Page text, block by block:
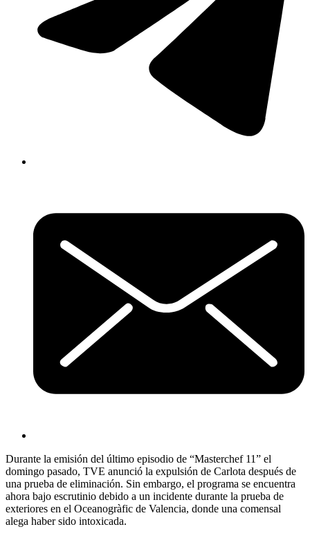
Durante la emisión del último episodio de “Masterchef 11” el
domingo pasado, TVE anunció la expulsión de Carlota después de
una prueba de eliminación. Sin embargo, el programa se encuentra
ahora bajo escrutinio debido a un incidente durante la prueba de
exteriores en el Oceanogràfic de Valencia, donde una comensal
alega haber sido intoxicada.